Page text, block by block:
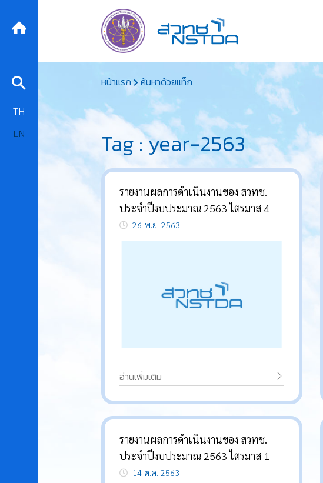
to
content
หน้าแรก ค้นหาด้วยแท็ก
Tag : year-2563
รายงานผลการดำเนินงานของ สวทช.
ประจำปีงบประมาณ 2563 ไตรมาส 4
26 พ.ย. 2563
อ่านเพิ่มเติม
รายงานผลการดำเนินงานของ สวทช.
ประจำปีงบประมาณ 2563 ไตรมาส 1
14 ต.ค. 2563
TH
EN